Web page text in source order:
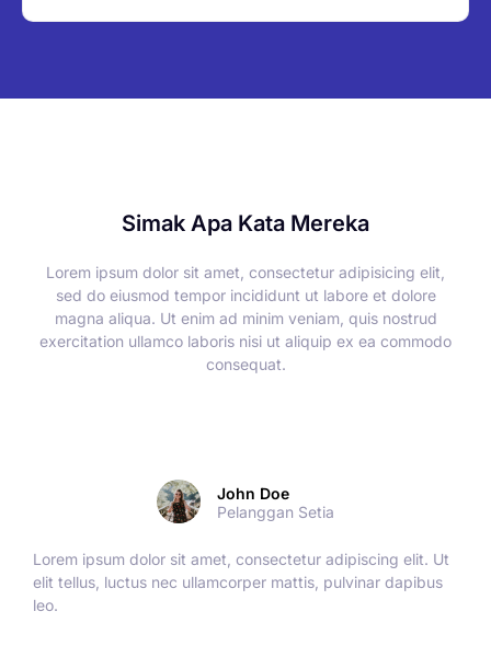
Simak Apa Kata Mereka
Lorem ipsum dolor sit amet, consectetur adipisicing elit,
sed do eiusmod tempor incididunt ut labore et dolore
magna aliqua. Ut enim ad minim veniam, quis nostrud
exercitation ullamco laboris nisi ut aliquip ex ea commodo
consequat.
John Doe
Pelanggan Setia
Lorem ipsum dolor sit amet, consectetur adipiscing elit. Ut
elit tellus, luctus nec ullamcorper mattis, pulvinar dapibus
leo.